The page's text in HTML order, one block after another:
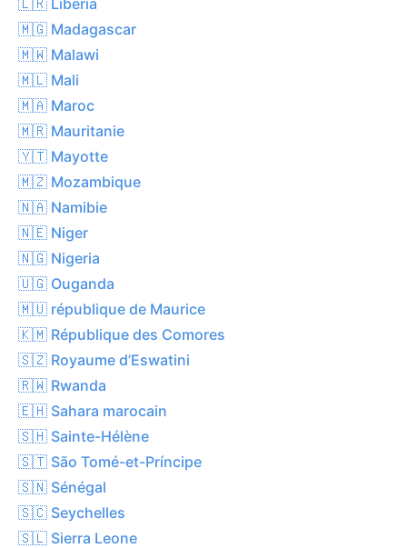
🇲🇬 Madagascar
🇲🇼 Malawi
🇲🇱 Mali
🇲🇦 Maroc
🇲🇷 Mauritanie
🇾🇹 Mayotte
🇲🇿 Mozambique
🇳🇦 Namibie
🇳🇪 Niger
🇳🇬 Nigeria
🇺🇬 Ouganda
🇲🇺 république de Maurice
🇰🇲 République des Comores
🇸🇿 Royaume d’Eswatini
🇷🇼 Rwanda
🇪🇭 Sahara marocain
🇸🇭 Sainte-Hélène
🇸🇹 São Tomé-et-Príncipe
🇸🇳 Sénégal
🇸🇨 Seychelles
🇸🇱 Sierra Leone